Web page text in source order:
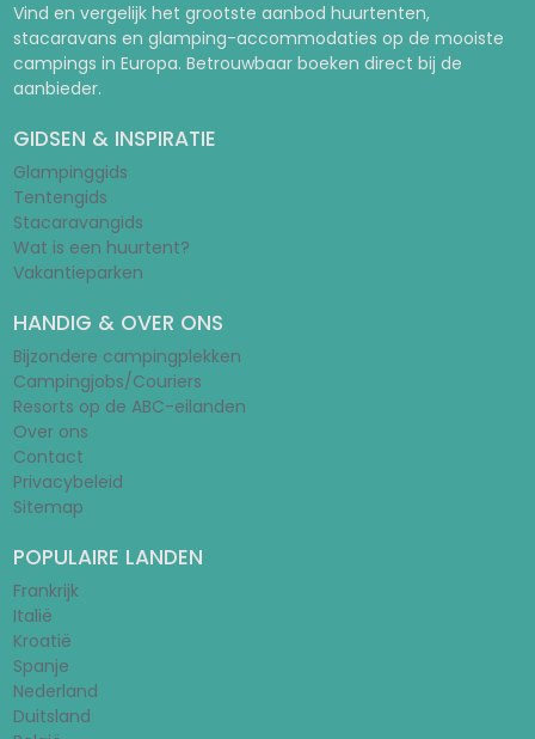
Vind en vergelijk het grootste aanbod huurtenten,
stacaravans en glamping-accommodaties op de mooiste
campings in Europa. Betrouwbaar boeken direct bij de
aanbieder.
GIDSEN & INSPIRATIE
Glampinggids
Tentengids
Stacaravangids
Wat is een huurtent?
Vakantieparken
HANDIG & OVER ONS
Bijzondere campingplekken
Campingjobs/Couriers
Resorts op de ABC-eilanden
Over ons
Contact
Privacybeleid
Sitemap
POPULAIRE LANDEN
Frankrijk
Italië
Kroatië
Spanje
Nederland
Duitsland